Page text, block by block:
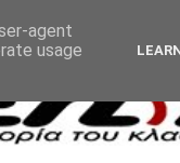
agent
usage